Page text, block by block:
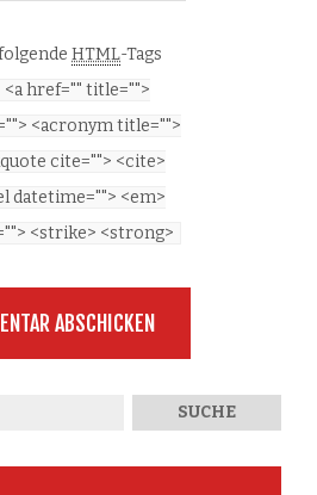
HTML-Tags
<a href="" title="">
<acronym title="">
cite=""> <cite>
datetime=""> <em>
<strike> <strong>